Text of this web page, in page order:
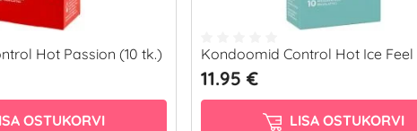
Hot Passion (10 tk.)
OSTUKORVI
Kondoomid Control Hot Ice Feel
11.95 €
LISA OSTUKORVI